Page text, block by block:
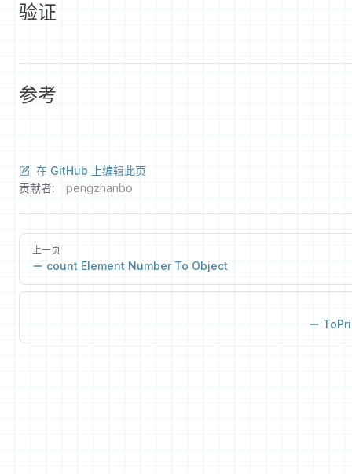
验证
参考
在 GitHub 上编辑此页
贡献者:
pengzhanbo
上一页
count Element Number To Object